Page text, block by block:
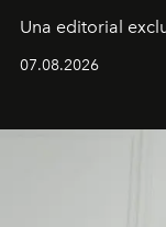
Una editorial
07.08.2026